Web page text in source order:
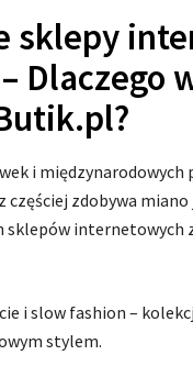
sklepy
Dlaczego
i
częściej zdobywa
internetowych
i slow fashion –
stylem.